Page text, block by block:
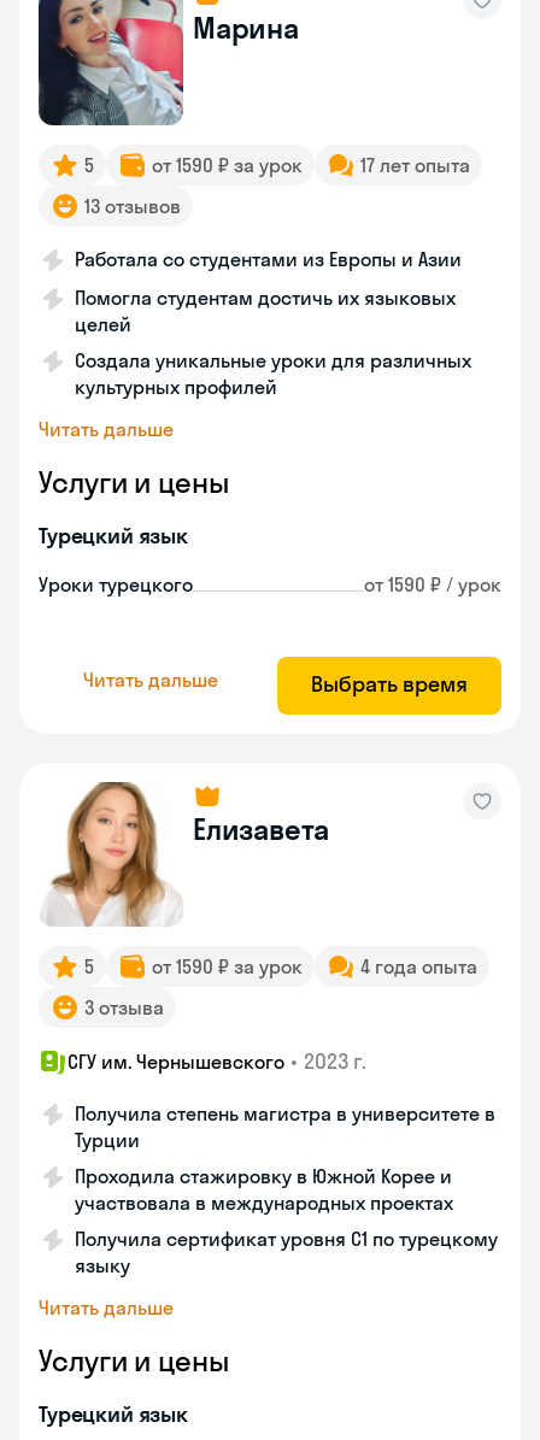
Марина
5 от 1590 ₽ за урок
17 лет опыта
13 отзывов
Работала со студентами из Европы и Азии
Помогла студентам достичь их языковых
целей
Создала уникальные уроки для различных
культурных профилей
Читать дальше
Услуги и цены
Турецкий язык
Уроки турецкого от 1590 ₽ / урок
Читать дальше Выбрать время
Елизавета
5 от 1590 ₽ за урок
4 года опыта
3 отзыва
СГУ им. Чернышевского • 2023 г.
Получила степень магистра в университете в
Турции
Проходила стажировку в Южной Корее и
участвовала в международных проектах
Получила сертификат уровня C1 по турецкому
языку
Читать дальше
Услуги и цены
Турецкий язык